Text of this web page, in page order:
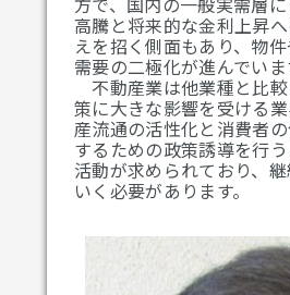
高騰と将来的な金利上昇
えを招く側面もあり、物
需要の二極化が進んでいま
不動産業は他業種と比
策に大きな影響を受ける
産流通の活性化と消費者
するための政策誘導を行
活動が求められており、
いく必要があります。